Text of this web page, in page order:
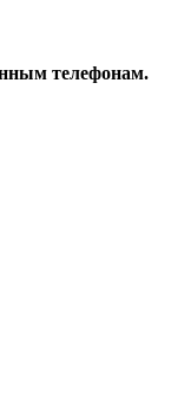
телефонам.